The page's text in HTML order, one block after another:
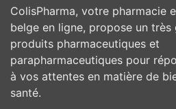
ColisPharma, votre pharmacie
belge en ligne, propose un
produits pharmaceutiques et
parapharmaceutiques pour
à vos attentes en matière de
santé.